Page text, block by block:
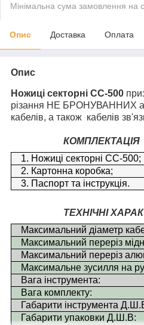
Мінімальна сума замовлення на
Опис Доставка Оплата
Опис
Ножиці секторні СС-500
різання НЕ БРОНУВАННИХ
кабелів, а також кабелів
КОМПЛЕКТАЦІЯ
1. Ножиці секторні СС-500;
2. Картонна коробка;
3. Паспорт та інструкція.
ТЕХНІЧНІ
Максимальний діаметр
Максимальний переріз
Максимальний переріз
Максимальне зусилля на
Вага інструмента:
Вага комплекту:
Габарити інструмента
Габарити упаковки Д.Ш.В: